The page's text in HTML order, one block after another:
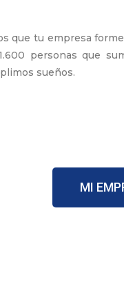
que tu empresa
personas que
sueños.
MI